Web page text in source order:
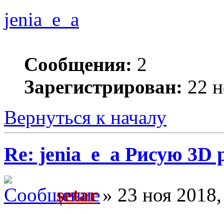
jenia_e_a
Сообщения: 2
Зарегистрирован: 22
Вернуться к началу
Re: jenia_e_a Рисую 3D
setar» 23 ноя